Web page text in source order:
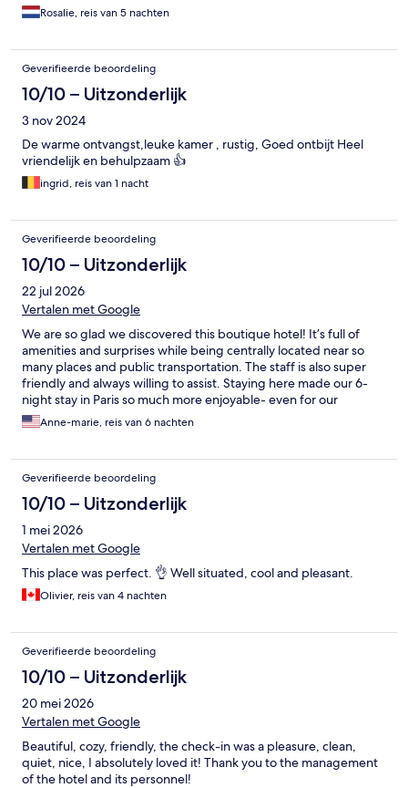
Rosalie, reis van 5 nachten
Geverifieerde beoordeling
10/10 – Uitzonderlijk
3 nov 2024
De warme ontvangst,leuke kamer , rustig, Goed ontbijt Heel
vriendelijk en behulpzaam 👍
ingrid, reis van 1 nacht
Geverifieerde beoordeling
10/10 – Uitzonderlijk
22 jul 2026
Vertalen met Google
We are so glad we discovered this boutique hotel! It’s full of
amenities and surprises while being centrally located near so
many places and public transportation. The staff is also super
friendly and always willing to assist. Staying here made our 6-
night stay in Paris so much more enjoyable- even for our
teenage daughter. Thank you for everything!
Anne-marie, reis van 6 nachten
Geverifieerde beoordeling
10/10 – Uitzonderlijk
1 mei 2026
Vertalen met Google
This place was perfect. 👌 Well situated, cool and pleasant.
Olivier, reis van 4 nachten
Geverifieerde beoordeling
10/10 – Uitzonderlijk
20 mei 2026
Vertalen met Google
Beautiful, cozy, friendly, the check-in was a pleasure, clean,
quiet, nice, I absolutely loved it! Thank you to the management
of the hotel and its personnel!